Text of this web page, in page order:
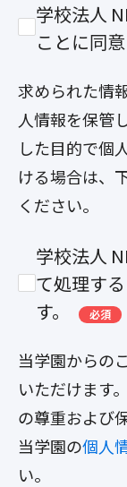
学校法人
ことに同意
求められた情
人情報を保管
した目的で個
ける場合は、
ください。
学校法人
て処理す
す。
必須
当学園からの
いただけます
の尊重および
当学園の個人
い。